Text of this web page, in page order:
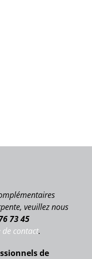
veuillez nous
73 45
contact.
de